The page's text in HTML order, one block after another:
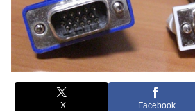
X Facebook